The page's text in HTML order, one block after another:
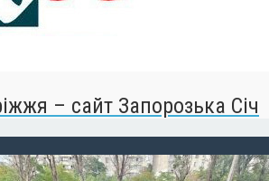
– сайт Запорозька Січ